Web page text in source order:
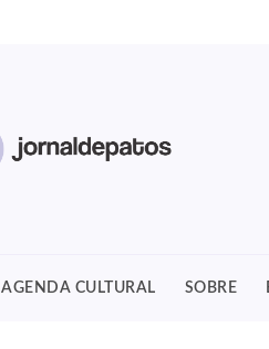
AGENDA CULTURAL SOBRE